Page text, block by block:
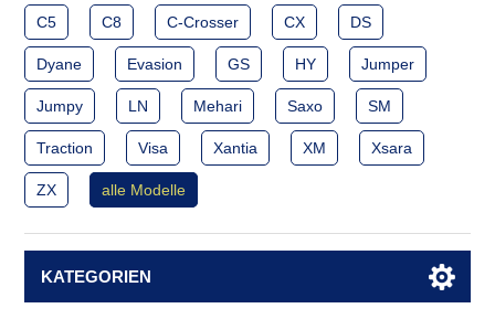
C5 C8 C-Crosser CX DS
Dyane Evasion GS HY Jumper
Jumpy LN Mehari Saxo SM
Traction Visa Xantia XM Xsara
ZX alle Modelle
KATEGORIEN